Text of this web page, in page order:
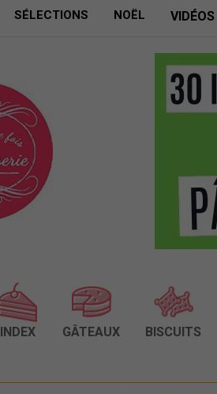
SÉLECTIONS NOËL VIDÉOS
INDEX GÂTEAUX BISCUITS